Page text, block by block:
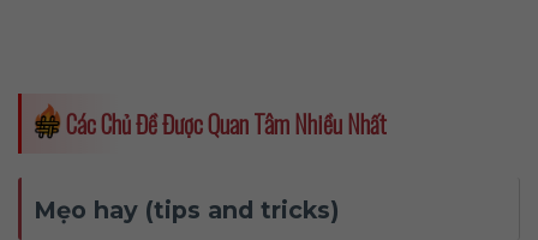
Các Chủ Đề Được Quan Tâm Nhiều Nhất
Mẹo hay (tips and tricks)